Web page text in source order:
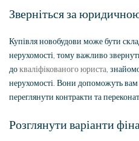
Зверніться за
Купівля новобудови може бути
нерухомості, тому важливо
докваліфікованого юриста ,
нерухомості. Вони допоможуть вам
переглянути контракти та
Розглянути варіанти